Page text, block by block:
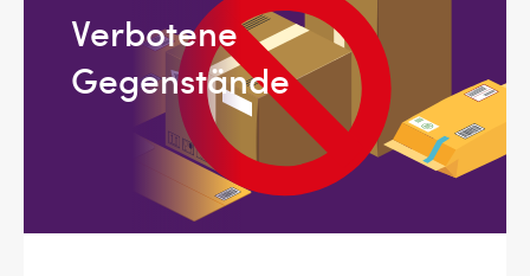
Verbotene
Gegenstände